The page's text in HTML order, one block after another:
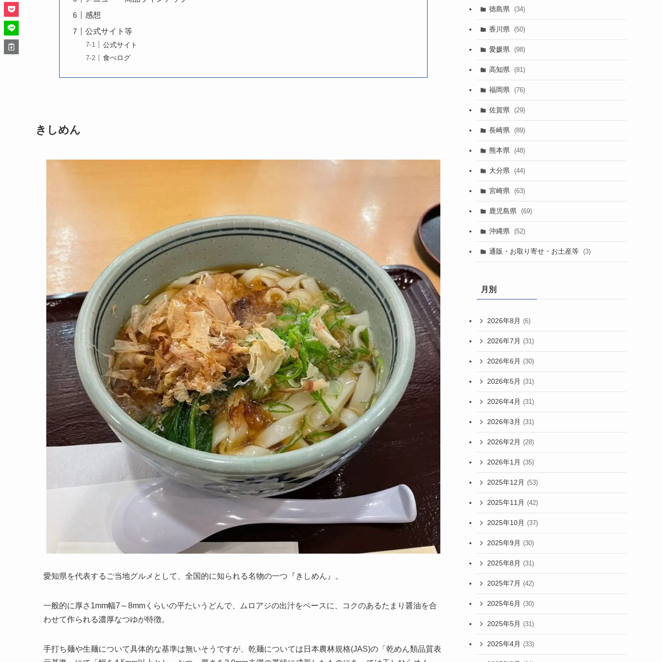
感想
公式サイト等
公式サイト
食べログ
きしめん
愛知県を代表するご当地グルメとして、全国的に知られる名物の一つ『きしめん』。
一般的に厚さ1mm幅7～8mmくらいの平たいうどんで、ムロアジの出汁をベースに、コクのあるたまり醤油を合
わせて作られる濃厚なつゆが特徴。
手打ち麺や生麺について具体的な基準は無いそうですが、乾麺については日本農林規格(JAS)の「乾めん類品質表
徳島県 (34)
香川県 (50)
愛媛県 (98)
高知県 (81)
福岡県 (76)
佐賀県 (29)
長崎県 (89)
熊本県 (48)
大分県 (44)
宮崎県 (63)
鹿児島県 (69)
沖縄県 (52)
通販・お取り寄せ・お土産等 (3)
月別
2026年8月 (6)
2026年7月 (31)
2026年6月 (30)
2026年5月 (31)
2026年4月 (31)
2026年3月 (31)
2026年2月 (28)
2026年1月 (35)
2025年12月 (53)
2025年11月 (42)
2025年10月 (37)
2025年9月 (30)
2025年8月 (31)
2025年7月 (42)
2025年6月 (30)
2025年5月 (31)
2025年4月 (33)